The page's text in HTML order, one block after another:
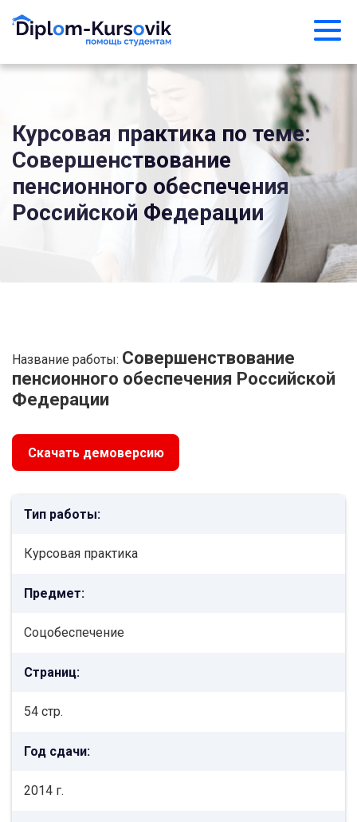
Курсовая практика по теме:
Совершенствование
пенсионного обеспечения
Российской Федерации
Название работы: Совершенствование
пенсионного обеспечения Российской
Федерации
Скачать демоверсию
Тип работы:
Курсовая практика
Предмет:
Соцобеспечение
Страниц:
54 стр.
Год сдачи:
2014 г.